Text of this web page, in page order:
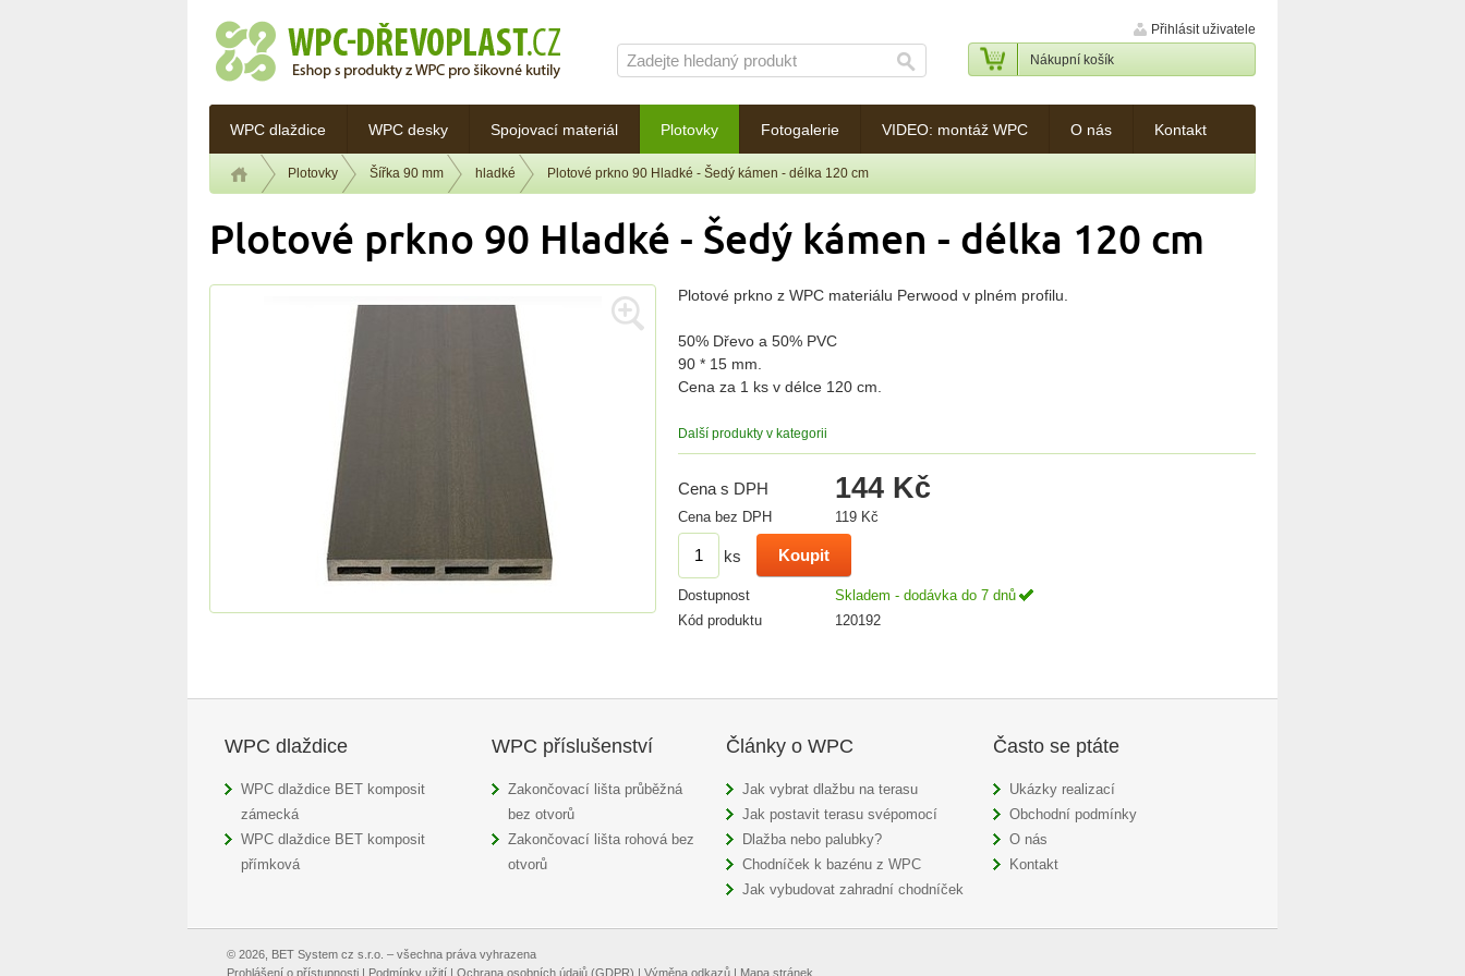
WPC dlaždice WPC desky Spojovací materiál Plotovky Fotogalerie VIDEO: montáž WPC O nás Kontakt
Přihlásit uživatele
Nákupní košík
Plotovky Šířka 90 mm hladké Plotové prkno 90 Hladké - Šedý kámen - délka 120 cm
Plotové prkno 90 Hladké - Šedý kámen - délka 120 cm
Plotové prkno z WPC materiálu Perwood v plném profilu.
50% Dřevo a 50% PVC
90 * 15 mm.
Cena za 1 ks v délce 120 cm.
Další produkty v kategorii
Cena s DPH 144 Kč
Cena bez DPH 119 Kč
ks
Dostupnost
Skladem - dodávka do 7 dnů
Kód produktu
120192
WPC dlaždice
WPC dlaždice BET komposit
zámecká
WPC dlaždice BET komposit
přímková
WPC příslušenství
Zakončovací lišta průběžná
bez otvorů
Zakončovací lišta rohová bez
otvorů
Články o WPC
Jak vybrat dlažbu na terasu
Jak postavit terasu svépomocí
Dlažba nebo palubky?
Chodníček k bazénu z WPC
Jak vybudovat zahradní chodníček
Často se ptáte
Ukázky realizací
Obchodní podmínky
O nás
Kontakt
© 2026, BET System cz s.r.o. – všechna práva vyhrazena
Prohlášení o přístupnosti | Podmínky užití | Ochrana osobních údajů (GDPR) | Výměna odkazů | Mapa stránek